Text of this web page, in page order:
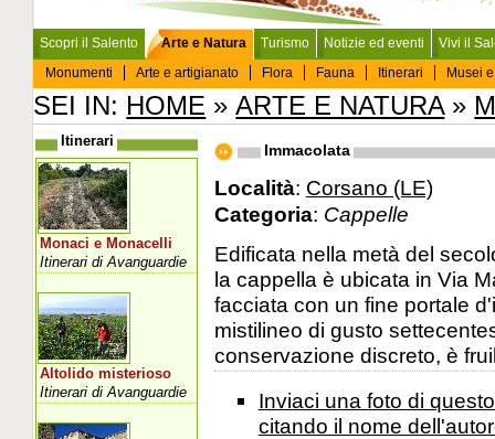
Scopri il Salento
Arte e Natura
Monumenti
Arte e artigianato Flora Fauna Itinerari Musei
Turismo Notizie ed eventi Vivi il
SEI IN: HOME »ARTE E NATURA»
Immacolata
Località: Corsano (LE)
Categoria: Cappelle
Edificata nella metà del
la cappella è ubicata in Via
facciata con un fine portale
mistilineo di gusto
conservazione discreto, è
Inviaci una foto di
citando il nome
Itinerari
Monaci e Monacelli
Itinerari di Avanguardie
Altolido misterioso
Itinerari di Avanguardie